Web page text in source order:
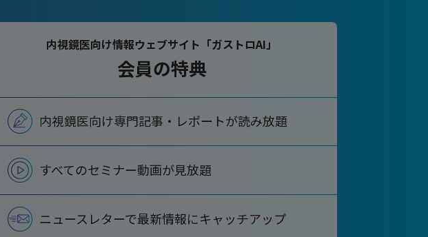
内視鏡医向け情報ウェブサイト「ガストロAI」
会員の特典
内視鏡医向け専門記事・レポートが読み放題
すべてのセミナー動画が見放題
ニュースレターで最新情報にキャッチアップ